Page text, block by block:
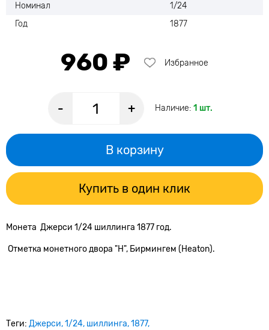
Номинал
1/24
Год
1877
960 ₽ Избранное
- + Наличие: 1 шт.
В корзину
Купить в один клик
Монета Джерси 1/24 шиллинга 1877 год.
Отметка монетного двора "Н", Бирмингем (Heaton).
Теги: Джерси 1/24 шиллинга 1877